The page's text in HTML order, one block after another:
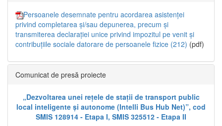
Persoanele desemnate pentru acordarea asistenței
privind completarea și/sau depunerea, precum și
transmiterea declarației unice privind impozitul pe venit și
contribuțiile sociale datorare de persoanele fizice (212) (pdf)
Comunicat de presă proiecte
„Dezvoltarea unei rețele de stații de transport public
local inteligente și autonome (Intelli Bus Hub Net)”, cod
SMIS 128914 - Etapa I, SMIS 325512 - Etapa II